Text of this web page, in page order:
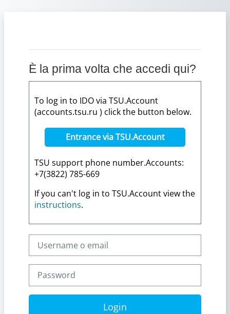
È la prima volta che accedi qui?
To log in to IDO via TSU.Account
(accounts.tsu.ru ) click the button below.
Entrance via TSU.Account
TSU support phone number.Accounts:
+7(3822) 785-669
If you can't log in to TSU.Account view the
instructions.
Login